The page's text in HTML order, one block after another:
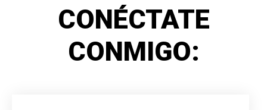
CONÉCTATE
CONMIGO: